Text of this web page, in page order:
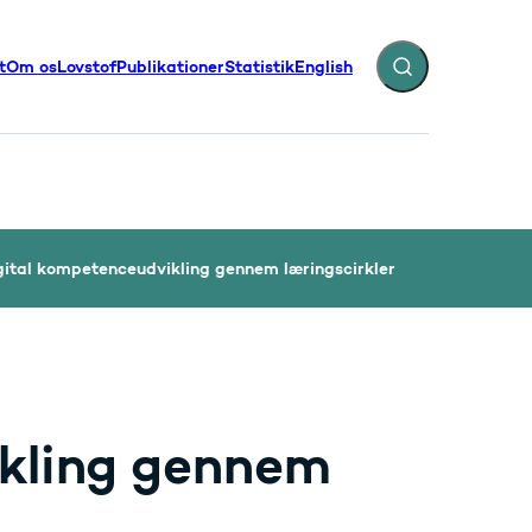
Om osLovstofPublikationerStatistikEnglish Fold søgefelt ud
- Flere links
kompetenceudvikling gennem læringscirkler
gennem